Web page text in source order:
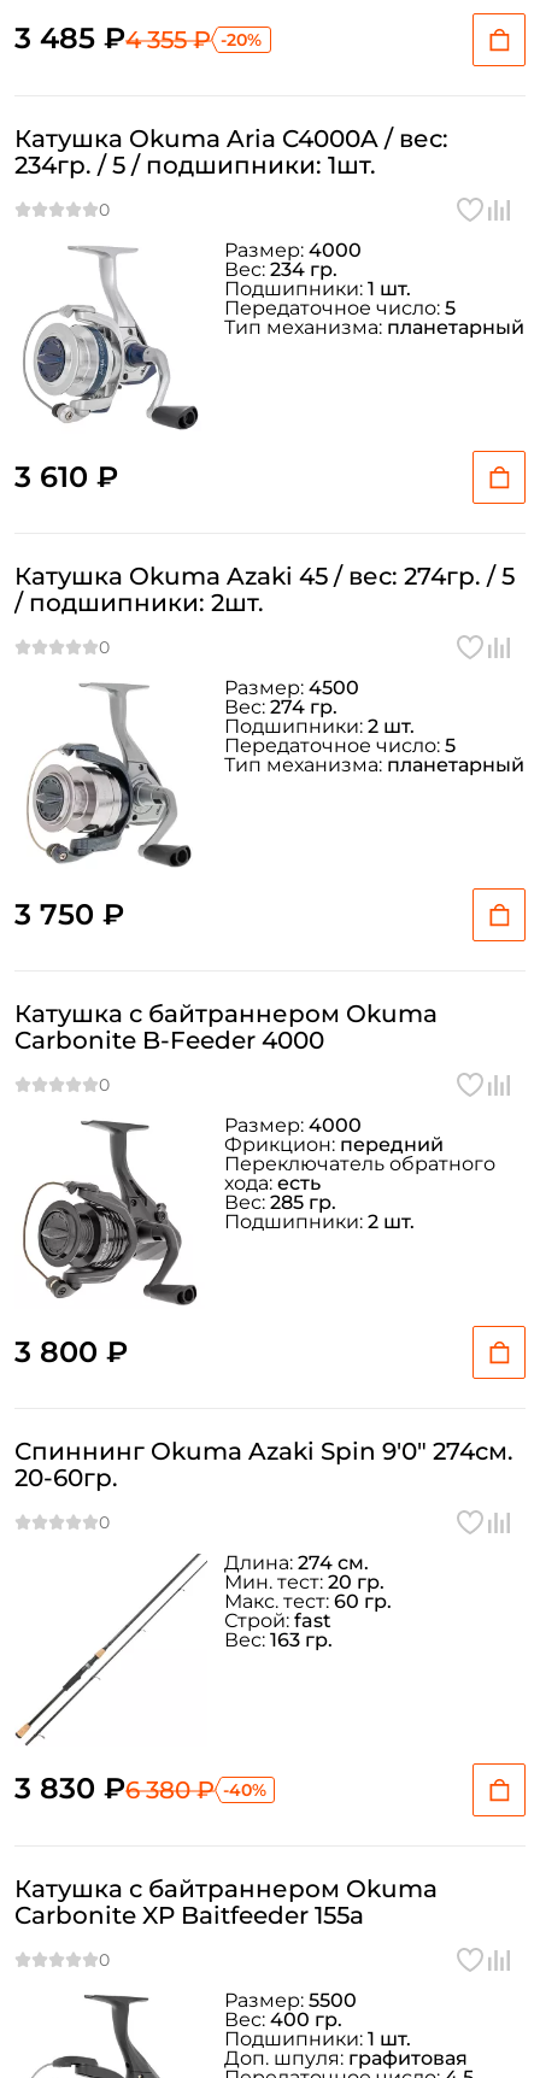
3 485 ₽4 355 ₽ -20%
Катушка Okuma Aria C4000A / вес:
234гр. / 5 / подшипники: 1шт.
3 610 ₽
Размер: 4000
Вес: 234 гр.
Подшипники: 1 шт.
Передаточное число: 5
Тип механизма: планетарный
Катушка Okuma Azaki 45 / вес: 274гр. / 5
/ подшипники: 2шт.
3 750 ₽
Размер: 4500
Вес: 274 гр.
Подшипники: 2 шт.
Передаточное число: 5
Тип механизма: планетарный
Катушка с байтраннером Okuma
Carbonite B-Feeder 4000
3 800 ₽
Размер: 4000
Фрикцион: передний
Переключатель обратного
хода: есть
Вес: 285 гр.
Подшипники: 2 шт.
Спиннинг Okuma Azaki Spin 9'0" 274см.
20-60гр.
3 830 ₽6 380 ₽ -40%
Длина: 274 см.
Мин. тест: 20 гр.
Макс. тест: 60 гр.
Строй: fast
Вес: 163 гр.
Катушка с байтраннером Okuma
Carbonite XP Baitfeeder 155a
Размер: 5500
Вес: 400 гр.
Подшипники: 1 шт.
Доп. шпуля: графитовая